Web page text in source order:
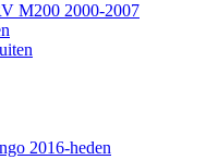
M200 2000-2007
2016-heden